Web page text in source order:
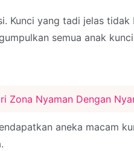
Kunci yang tadi jelas
semua anak
Zona Nyaman Dengan
aneka macam